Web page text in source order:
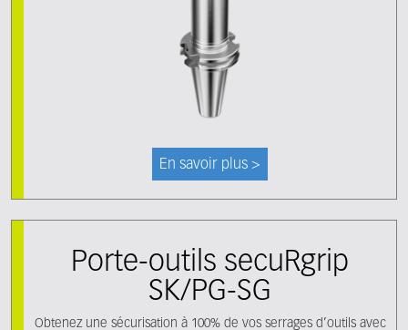
En savoir plus >
Porte-outils secuRgrip
SK/PG-SG
Obtenez une sécurisation à 100% de vos serrages d’outils avec